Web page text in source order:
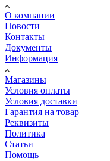
О компании
Новости
Контакты
Документы
Информация
Магазины
Условия оплаты
Условия доставки
Гарантия на товар
Реквизиты
Политика
Статьи
Помощь